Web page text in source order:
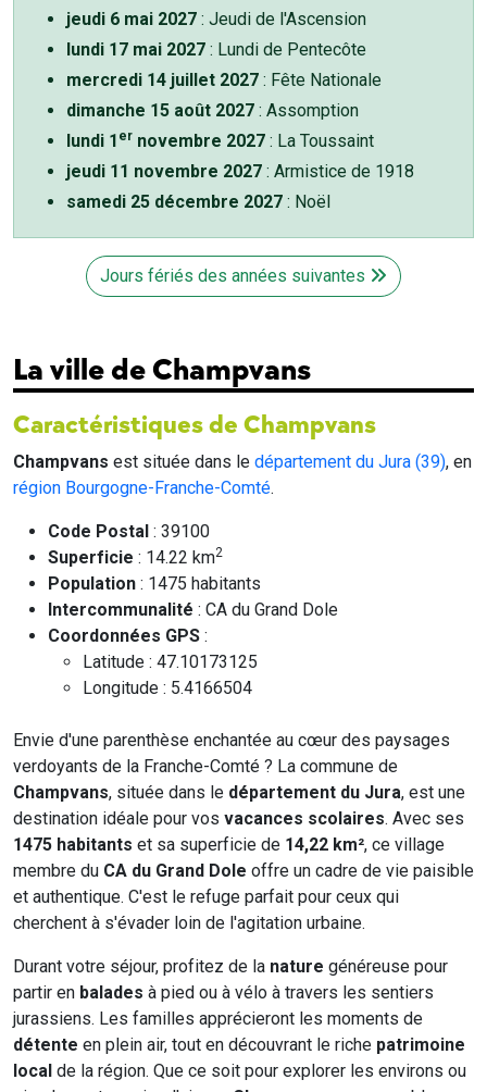
jeudi 6 mai 2027 : Jeudi de l'Ascension
lundi 17 mai 2027 : Lundi de Pentecôte
mercredi 14 juillet 2027 : Fête Nationale
dimanche 15 août 2027 : Assomption
lundi 1 er novembre 2027 : La Toussaint
jeudi 11 novembre 2027 : Armistice de 1918
samedi 25 décembre 2027 : Noël
Jours fériés des années suivantes
La ville de Champvans
Caractéristiques de Champvans
Champvans est située dans le département du Jura (39), en
région Bourgogne-Franche-Comté.
Code Postal : 39100
Superficie : 14.22 km2
Population : 1475 habitants
Intercommunalité : CA du Grand Dole
Coordonnées GPS :
Latitude : 47.10173125
Longitude : 5.4166504
Envie d'une parenthèse enchantée au cœur des paysages
verdoyants de la Franche-Comté ? La commune de
Champvans, située dans le département du Jura, est une
destination idéale pour vos vacances scolaires. Avec ses
1475 habitants et sa superficie de 14,22 km², ce village
membre du CA du Grand Dole offre un cadre de vie paisible
et authentique. C'est le refuge parfait pour ceux qui
cherchent à s'évader loin de l'agitation urbaine.
Durant votre séjour, profitez de la nature généreuse pour
partir en balades à pied ou à vélo à travers les sentiers
jurassiens. Les familles apprécieront les moments de
détente en plein air, tout en découvrant le riche patrimoine
local de la région. Que ce soit pour explorer les environs ou